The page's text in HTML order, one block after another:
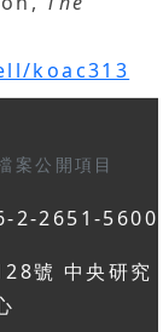
koac313
案公開項目
2-2651-5600
號 中央研究